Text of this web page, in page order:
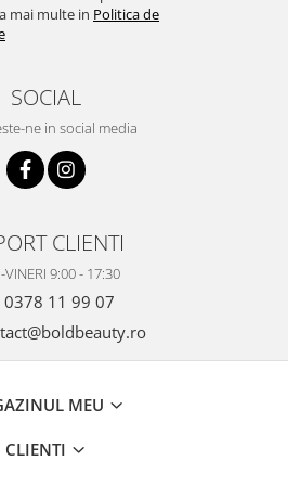
mai multe in Politica de
SOCIAL
ne in social media
CLIENTI
VINERI 9:00 - 17:30
0378 11 99 07
MEU
CLIENTI